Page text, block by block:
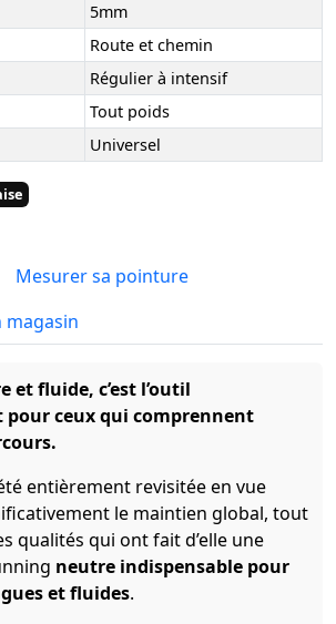
5mm
Route et chemin
Régulier à intensif
Tout poids
Universel
Mesurer sa pointure
magasin
et fluide, c’est l’outil
pour ceux qui comprennent
entièrement revisitée en vue
le maintien global, tout
qualités qui ont fait d’elle une
neutre indispensable pour
et fluides.